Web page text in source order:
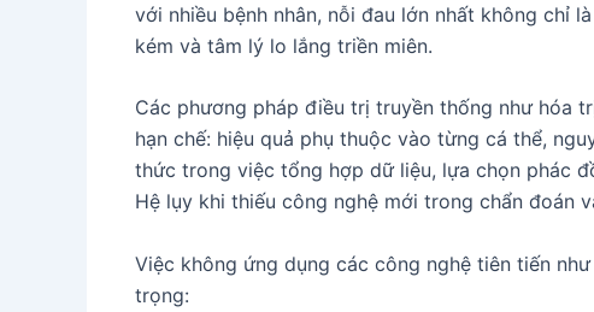
với nhiều bệnh nhân, nỗi đau lớn nhất không chỉ
kém và tâm lý lo lắng triền miên.
Các phương pháp điều trị truyền thống như hóa
hạn chế: hiệu quả phụ thuộc vào từng cá thể,
thức trong việc tổng hợp dữ liệu, lựa chọn phác
Hệ lụy khi thiếu công nghệ mới trong chẩn đoán
Việc không ứng dụng các công nghệ tiên tiến
trọng: